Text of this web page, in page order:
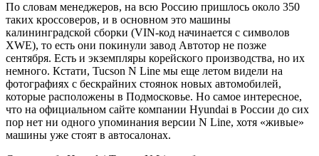
По словам менеджеров, на всю Россию пришлось около 350
таких кроссоверов, и в основном это машины
калининградской сборки (VIN-код начинается с символов
XWE), то есть они покинули завод Автотор не позже
сентября. Есть и экземпляры корейского производства, но их
немного. Кстати, Tucson N Line мы еще летом видели на
фотографиях с бескрайних стоянок новых автомобилей,
которые расположены в Подмосковье. Но самое интересное,
что на официальном сайте компании Hyundai в России до сих
пор нет ни одного упоминания версии N Line, хотя «живые»
машины уже стоят в автосалонах.